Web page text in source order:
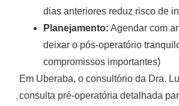
dias anteriores reduz risco de
Planejamento: Agendar com
deixar o pós-operatório
compromissos importantes)
Em Uberaba, o consultório da Dra.
consulta pré-operatória detalhada